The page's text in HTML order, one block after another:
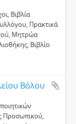
Bιβλία
Πρακτικά
Mητρώα
Bιβλίο
Βόλου
Προσωπικού,